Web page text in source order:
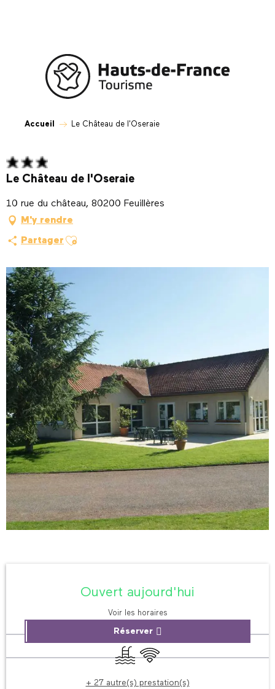
Accueil Le Château de l'Oseraie
Le Château de l'Oseraie
10 rue du château, 80200 Feuillères
M'y rendre
Partager Ajouter aux favoris
Ouvert aujourd'hui
Voir les horaires
Réserver
PiscineWiFi
+ 27 autre(s) prestation(s)